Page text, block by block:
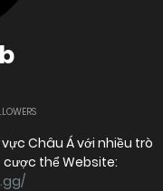
Châu Á với nhiều trò
chơi chất lượng nổ hũ - bắn cá - cược thể Website: